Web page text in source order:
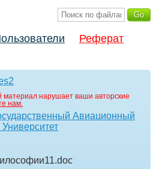
Реферат
материал нарушает ваши авторские
нам.
Авиационный
.doc